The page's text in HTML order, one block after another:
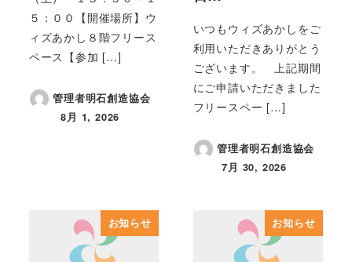
５：００【開催場所】ウ
ィズあかし８階フリース
ペース【参加 […]
管理者明石創造協会
投稿日
8月 1, 2026
いつもウィズあかしをご
利用いただきありがとう
ございます。 上記期間
にご申請いただきました
フリースペー […]
管理者明石創造協会
投稿日
7月 30, 2026
お知らせ お知らせ